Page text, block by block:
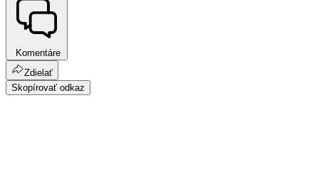
Komentáre
Zdielať
Skopírovať odkaz